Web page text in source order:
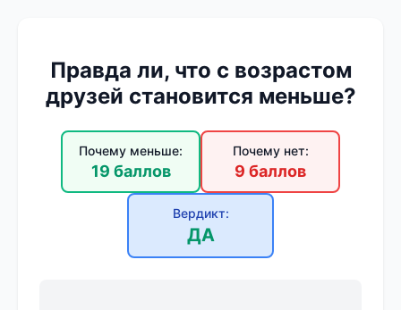
Правда ли, что с возрастом
друзей становится меньше?
Почему меньше:
19 баллов
Почему нет:
9 баллов
Вердикт:
ДА